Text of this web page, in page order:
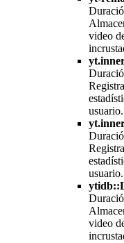
video
usuario.
usuario.
video